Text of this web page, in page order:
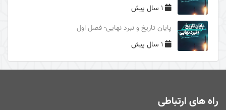
دوری از مرگ جاهلیت
سال1395
سال 1394
زیارت و توسل
1 سال پیش
پایان تاریخ و نبرد نهایی- فصل اول
1 سال پیش
راه های ارتباطی